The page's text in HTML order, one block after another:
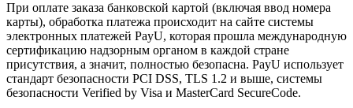
При оплате заказа банковской картой (включая ввод номера
карты), обработка платежа происходит на сайте системы
электронных платежей PayU, которая прошла международную
сертификацию надзорным органом в каждой стране
присутствия, а значит, полностью безопасна. PayU использует
стандарт безопасности PCI DSS, TLS 1.2 и выше, системы
безопасности Verified by Visa и MasterCard SecureCode.